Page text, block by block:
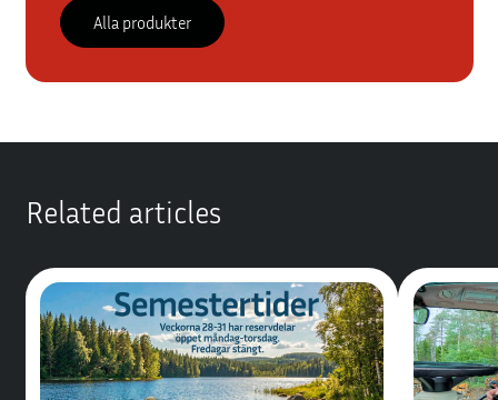
Alla produkter
Related articles